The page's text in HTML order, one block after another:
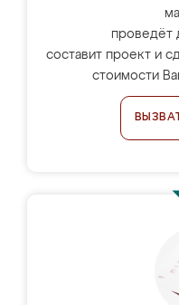
проведёт
составит проект и
стоимости